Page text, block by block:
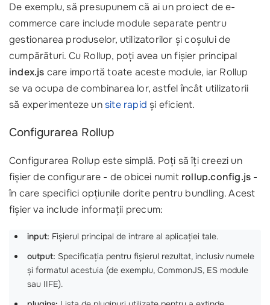
De exemplu, să presupunem că ai un proiect de e-
commerce care include module separate pentru
gestionarea produselor, utilizatorilor și coșului de
cumpărături. Cu Rollup, poți avea un fișier principal
index.js care importă toate aceste module, iar Rollup
se va ocupa de combinarea lor, astfel încât utilizatorii
să experimenteze unsite rapid și eficient.
Configurarea Rollup
Configurarea Rollup este simplă. Poți să îți creezi un
fișier de configurare - de obicei numit rollup.config.js -
în care specifici opțiunile dorite pentru bundling. Acest
fișier va include informații precum:
input: Fișierul principal de intrare al aplicației tale.
output: Specificația pentru fișierul rezultat, inclusiv numele
și formatul acestuia (de exemplu, CommonJS, ES module
sau IIFE).